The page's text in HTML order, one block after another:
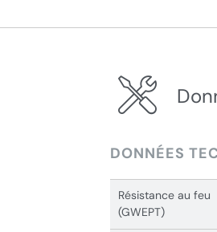
DONNÉES
Résistance au feu
(GWEPT)